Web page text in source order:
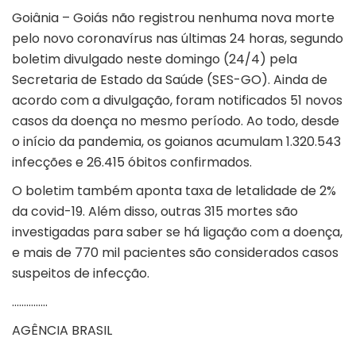
Goiânia – Goiás não registrou nenhuma nova morte
pelo novo coronavírus nas últimas 24 horas, segundo
boletim divulgado neste domingo (24/4) pela
Secretaria de Estado da Saúde (SES-GO). Ainda de
acordo com a divulgação, foram notificados 51 novos
casos da doença no mesmo período. Ao todo, desde
o início da pandemia, os goianos acumulam 1.320.543
infecções e 26.415 óbitos confirmados.
O boletim também aponta taxa de letalidade de 2%
da covid-19. Além disso, outras 315 mortes são
investigadas para saber se há ligação com a doença,
e mais de 770 mil pacientes são considerados casos
suspeitos de infecção.
……………
AGÊNCIA BRASIL